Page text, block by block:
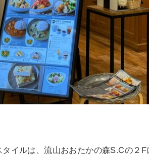
イルは、流山おおたかの森S.Cの２